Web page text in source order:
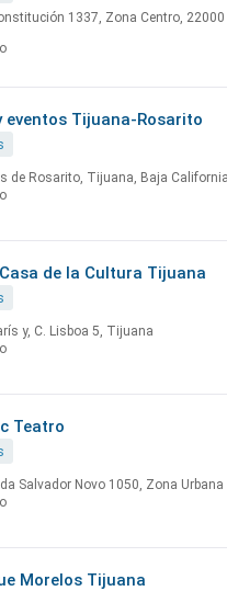
1337, Zona Centro,
eventos Tijuana-Rosarito
de Rosarito, Tijuana, Baja
de la Cultura Tijuana
y, C. Lisboa 5, Tijuana
Teatro
Salvador Novo 1050, Zona
Morelos Tijuana